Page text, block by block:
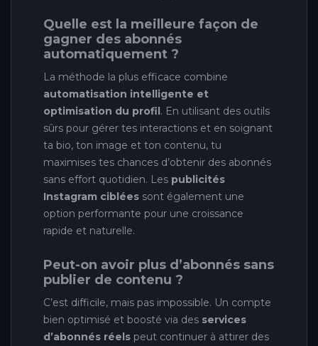
Quelle est la meilleure façon de
gagner des abonnés
automatiquement ?
La méthode la plus efficace combine
automatisation intelligente et
optimisation du profil . En utilisant des outils
sûrs pour gérer tes interactions et en soignant
ta bio, ton image et ton contenu, tu
maximises tes chances d’obtenir des abonnés
sans effort quotidien. Les publicités
Instagram ciblées sont également une
option performante pour une croissance
rapide et naturelle.
Peut-on avoir plus d’abonnés sans
publier de contenu ?
C’est difficile, mais pas impossible. Un compte
bien optimisé et boosté via des services
d’abonnés réels peut continuer à attirer des